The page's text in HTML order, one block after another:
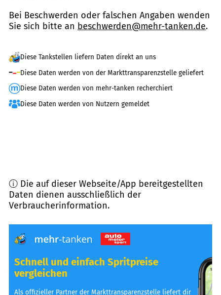
Bei Beschwerden oder falschen Angaben wenden
Sie sich bitte an beschwerden@mehr-tanken.de.
Diese Tankstellen liefern Daten direkt an uns
Diese Daten werden von der Markttransparenzstelle geliefert
Diese Daten werden von mehr-tanken recherchiert
Diese Daten werden von Nutzern gemeldet
ⓘ Die auf dieser Webseite/App bereitgestellten
Daten dienen ausschließlich der
Verbraucherinformation.
Schnell und einfach Spritpreise
vergleichen
Als offizieller Partner der Markttransparenzstelle liefert dir